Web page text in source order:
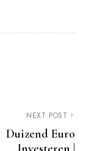
NEXT POST
Duizend Euro